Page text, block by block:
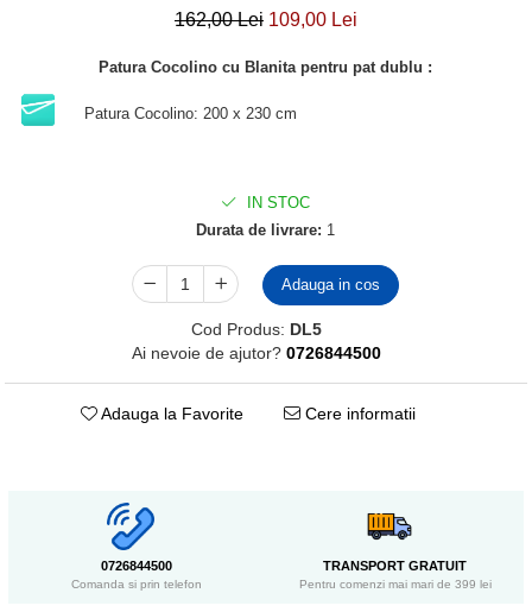
162,00 Lei 109,00 Lei
Patura Cocolino cu Blanita pentru pat dublu :
Patura Cocolino: 200 x 230 cm
IN STOC
Durata de livrare: 1
Adauga in cos
Cod Produs: DL5
Ai nevoie de ajutor? 0726844500
Adauga la Favorite Cere informatii
0726844500
Comanda si prin telefon
TRANSPORT GRATUIT
Pentru comenzi mai mari de 399 lei